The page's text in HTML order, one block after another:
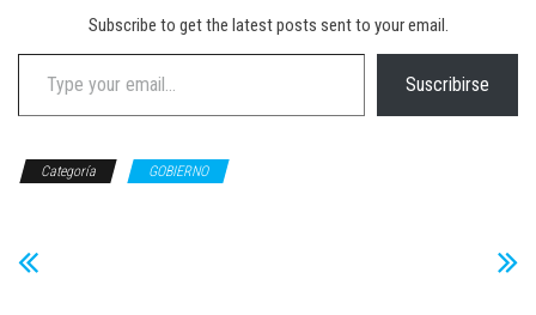
Subscribe to get the latest posts sent to your email.
Type your email…
Suscribirse
Categoría GOBIERNO